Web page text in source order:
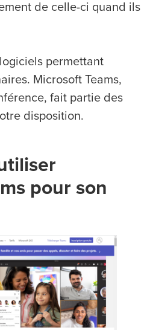
de celle-ci quand ils
permettant
Microsoft Teams,
fait partie des
disposition.
pour son